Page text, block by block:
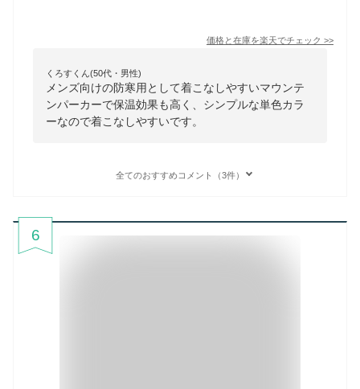
価格と在庫を楽天でチェック >>
くろすくん(50代・男性)
メンズ向けの防寒用として着こなしやすいマウンテ
ンパーカーで保温効果も高く、シンプルな単色カラ
ーなので着こなしやすいです。
全てのおすすめコメント（3件）
6